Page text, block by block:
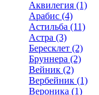
Аквилегия (1)
Арабис (4)
Астильба (11)
Астра (3)
Бересклет (2)
Бруннера (2)
Вейник (2)
Вербейник (1)
Вероника (1)